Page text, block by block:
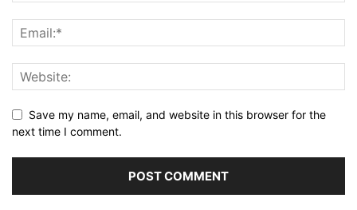
Save my name, email, and website in this browser for the
next time I comment.